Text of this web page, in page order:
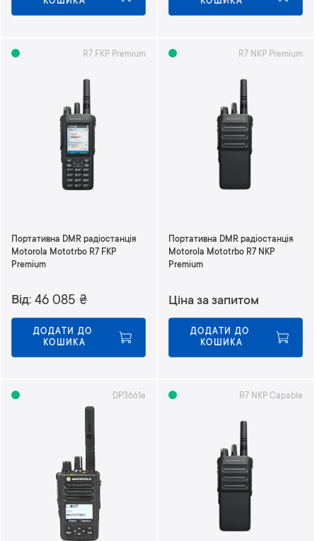
н
R7 FKP Premium
Портативна DMR радіостанція
Motorola Mototrbo R7 FKP
Premium
Від 46 085 ₴
ДОДАТИ ДО
КОШИКА
R7 NKP Premium
Портативна DMR радіостанція
Motorola Mototrbo R7 NKP
Premium
Ціна за запитом
ДОДАТИ ДО
КОШИКА
DP3661e R7 NKP Capable